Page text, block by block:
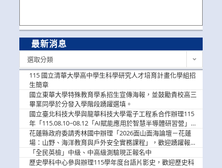
最新消息
選取分類
115 國立清華大學高中學生科學研究人才培育計畫化學組招
生簡章
國立東華大學特殊教育學系招生宣傳海報，並鼓勵貴校高三
畢業同學於分發入學階段踴躍選填。
國立臺北科技大學與龍華科技大學電子工程系合作辦理115
年「115.08.10~08.12「AI賦能應用於智慧半導體研習營」，
歡迎學生踴躍報名參加
花蓮縣政府委請秀林國中辦理「2026面山面海論壇－花蓮
場：山野、海洋教育與戶外安全實務課程」，歡迎踴躍報名
參加
「全民英檢」中級、中高級測驗現正報名中
歷史學科中心參與辦理115學年度台語片影史，歡迎歷史科